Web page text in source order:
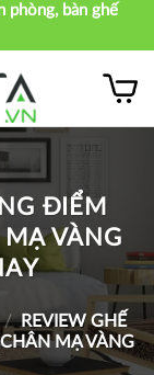
phòng, bàn ghế
ĐIỂM
VÀNG
/ REVIEW GHẾ
MẠ VÀNG